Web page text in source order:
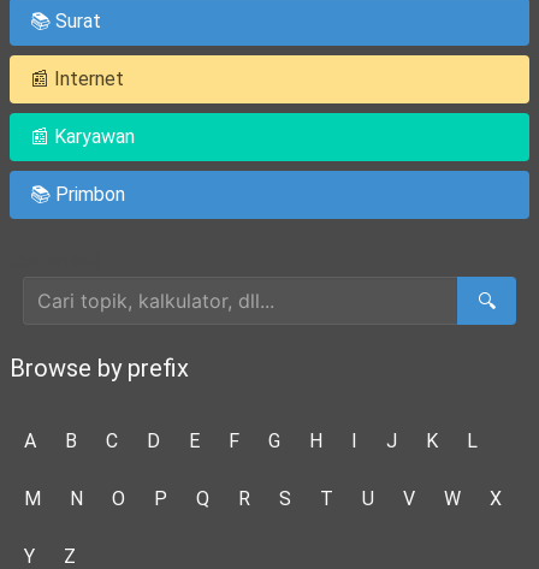
📚 Surat
📰 Internet
📰 Karyawan
📚 Primbon
🔍
Browse by prefix
A B C D E F G H I J K L
M N O P Q R S T U V W X
Y Z